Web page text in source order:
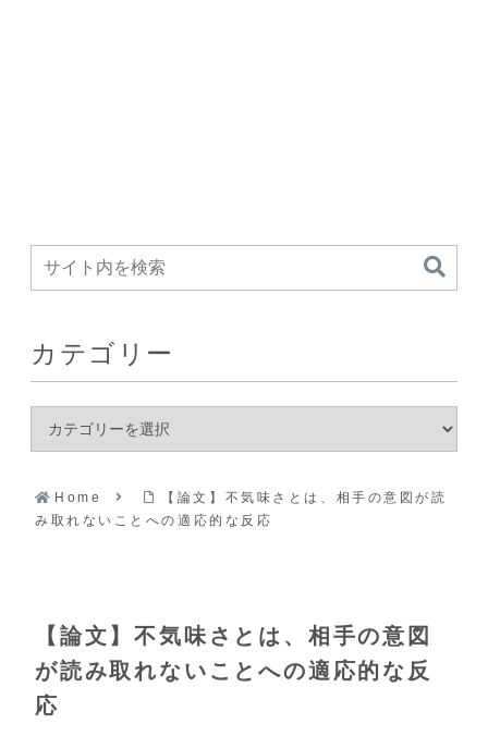
カテゴリー
Home
【論文】不気味さとは、相手の意図が読
み取れないことへの適応的な反応
【論文】不気味さとは、相手の意図
が読み取れないことへの適応的な反
応